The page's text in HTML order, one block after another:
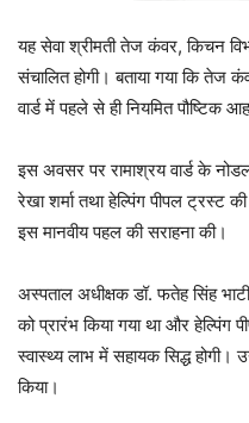
यह सेवा श्रीमती तेज कंवर, किचन
संचालित होगी। बताया गया कि तेज
वार्ड में पहले से ही नियमित पौष्टिक
इस अवसर पर रामाश्रय वार्ड के नोडल
रेखा शर्मा तथा हेल्पिंग पीपल ट्रस्ट
इस मानवीय पहल की सराहना की।
अस्पताल अधीक्षक डॉ. फतेह सिंह
को प्रारंभ किया गया था और हेल्पिंग
स्वास्थ्य लाभ में सहायक सिद्ध होगी।
किया।